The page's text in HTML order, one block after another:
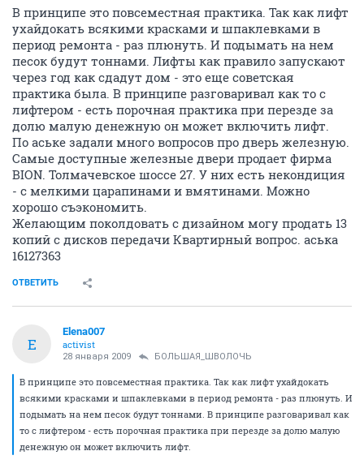
В принципе это повсеместная практика. Так как лифт
ухайдокать всякими красками и шпаклевками в
период ремонта - раз плюнуть. И подымать на нем
песок будут тоннами. Лифты как правило запускают
через год как сдадут дом - это еще советская
практика была. В принципе разговаривал как то с
лифтером - есть порочная практика при перезде за
долю малую денежную он может включить лифт.
По аське задали много вопросов про дверь железную.
Самые доступные железные двери продает фирма
BION. Толмачевское шоссе 27. У них есть некондиция
- с мелкими царапинами и вмятинами. Можно
хорошо съэкономить.
Желающим поколдовать с дизайном могу продать 13
копий с дисков передачи Квартирный вопрос. аська
16127363
ОТВЕТИТЬ
E
Elena007
activist
28 января 2009 БОЛЬШАЯ_ШВОЛОЧЬ
В принципе это повсеместная практика. Так как лифт ухайдокать
всякими красками и шпаклевками в период ремонта - раз плюнуть. И
подымать на нем песок будут тоннами. В принципе разговаривал как
то с лифтером - есть порочная практика при перезде за долю малую
денежную он может включить лифт.